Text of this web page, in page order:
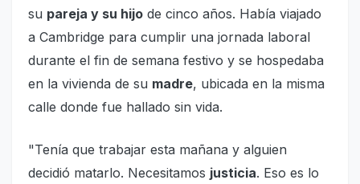
su pareja y su hijo de cinco años. Había viajado
a Cambridge para cumplir una jornada laboral
durante el fin de semana festivo y se hospedaba
en la vivienda de su madre, ubicada en la misma
calle donde fue hallado sin vida.
"Tenía que trabajar esta mañana y alguien
decidió matarlo. Necesitamos justicia. Eso es lo